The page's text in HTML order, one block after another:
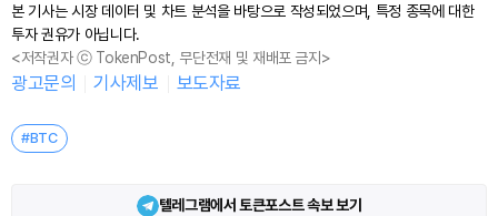
본 기사는 시장 데이터 및 차트 분석을 바탕으로 작성되었으며, 특정 종목에 대한
투자 권유가 아닙니다.
<저작권자 ⓒ TokenPost, 무단전재 및 재배포 금지>
광고문의 기사제보 보도자료
#BTC
텔레그램에서 토큰포스트 속보 보기